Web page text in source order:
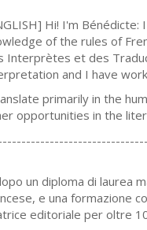
Hi! I'm
of the rules of
Interprètes et des
and I have
primarily in the
opportunities in the
un diploma di laurea
e una formazione
editoriale per oltre